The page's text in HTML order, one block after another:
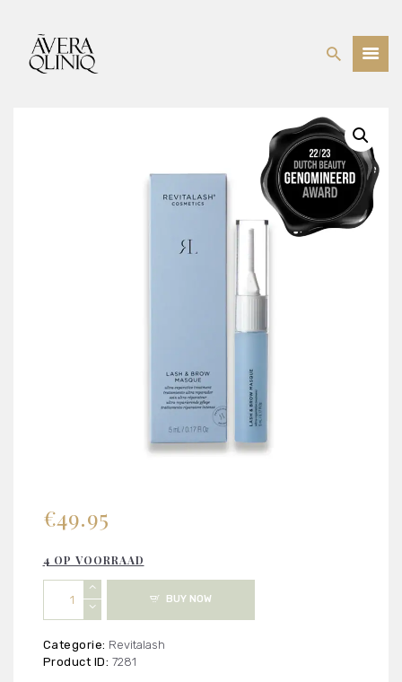
WEBSHOP
OVER ONS
€49.95
4 OP VOORRAAD
Revitalash
Lash
&
Brow
BUY NOW
Categorie: Revitalash
Product ID: 7281